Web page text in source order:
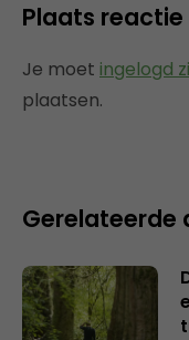
Plaats reactie
Je moet ingelogd
plaatsen.
Gerelateerde